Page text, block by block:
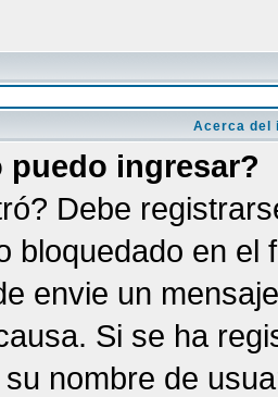
Acerca del
puedo ingresar?
Debe
bloquedado en
envie un
Si se ha
nombre de